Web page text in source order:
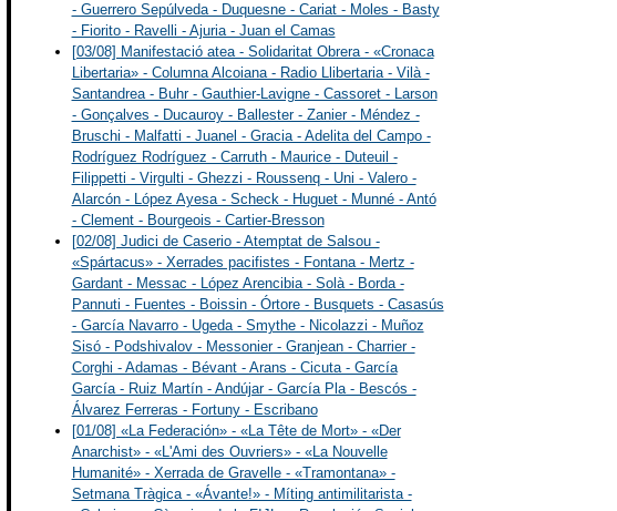
- Guerrero Sepúlveda - Duquesne - Cariat - Moles - Basty
- Fiorito - Ravelli - Ajuria - Juan el Camas
[03/08] Manifestació atea - Solidaritat Obrera - «Cronaca
Libertaria» - Columna Alcoiana - Radio Llibertaria - Vilà -
Santandrea - Buhr - Gauthier-Lavigne - Cassoret - Larson
- Gonçalves - Ducauroy - Ballester - Zanier - Méndez -
Bruschi - Malfatti - Juanel - Gracia - Adelita del Campo -
Rodríguez Rodríguez - Carruth - Maurice - Duteuil -
Filippetti - Virgulti - Ghezzi - Roussenq - Uni - Valero -
Alarcón - López Ayesa - Scheck - Huguet - Munné - Antó
- Clement - Bourgeois - Cartier-Bresson
[02/08] Judici de Caserio - Atemptat de Salsou -
«Spártacus» - Xerrades pacifistes - Fontana - Mertz -
Gardant - Messac - López Arencibia - Solà - Borda -
Pannuti - Fuentes - Boissin - Órtore - Busquets - Casasús
- García Navarro - Ugeda - Smythe - Nicolazzi - Muñoz
Sisó - Podshivalov - Messonier - Granjean - Charrier -
Corghi - Adamas - Bévant - Arans - Cicuta - García
García - Ruiz Martín - Andújar - García Pla - Bescós -
Álvarez Ferreras - Fortuny - Escribano
[01/08] «La Federación» - «La Tête de Mort» - «Der
Anarchist» - «L'Ami des Ouvriers» - «La Nouvelle
Humanité» - Xerrada de Gravelle - «Tramontana» -
Setmana Tràgica - «Ávante!» - Míting antimilitarista -